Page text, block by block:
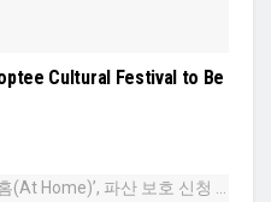
Cultural Festival to Be